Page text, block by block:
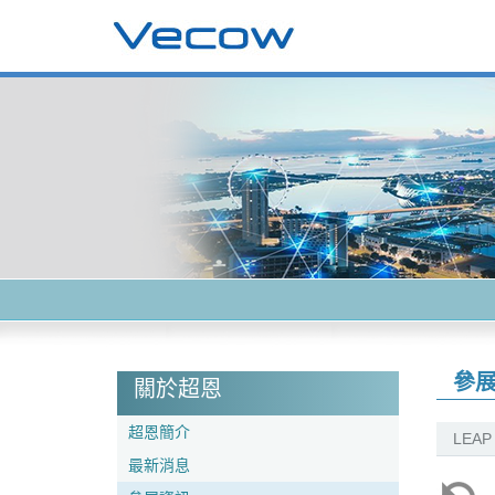
關於超恩
超恩簡介
最新消息
參